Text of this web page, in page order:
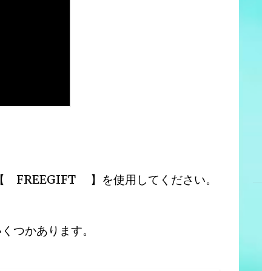
FREEGIFT 】を使用してください。
つかあります。